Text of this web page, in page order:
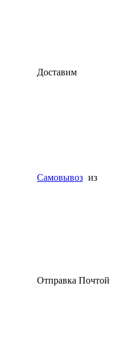
Доставим
Самовывоз из
Отправка Почтой